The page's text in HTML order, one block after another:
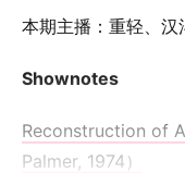
本期主播：重轻、汉
Shownotes
Reconstruction of
Palmer, 1974）